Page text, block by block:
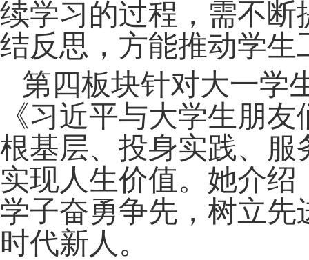
续学习的过程，需不
结反思，方能推动学生
第四板块针对大一学
《习近平与大学生朋
根基层、投身实践、服
实现人生价值。她介绍
学子奋勇争先，树立
时代新人。